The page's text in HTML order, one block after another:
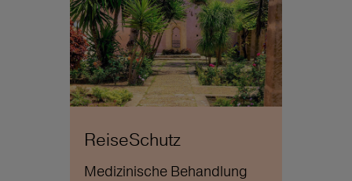
ReiseSchutz
Medizinische Behandlung